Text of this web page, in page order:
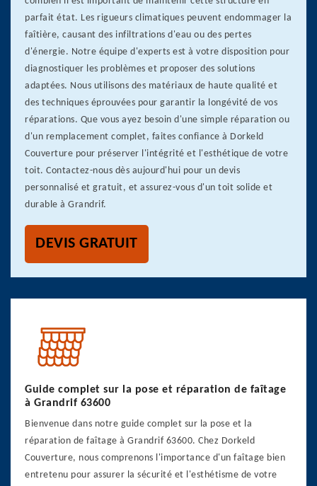
parfait état. Les rigueurs climatiques peuvent endommager la
faîtière, causant des infiltrations d'eau ou des pertes
d'énergie. Notre équipe d'experts est à votre disposition pour
diagnostiquer les problèmes et proposer des solutions
adaptées. Nous utilisons des matériaux de haute qualité et
des techniques éprouvées pour garantir la longévité de vos
réparations. Que vous ayez besoin d'une simple réparation ou
d'un remplacement complet, faites confiance à Dorkeld
Couverture pour préserver l'intégrité et l'esthétique de votre
toit. Contactez-nous dès aujourd'hui pour un devis
personnalisé et gratuit, et assurez-vous d'un toit solide et
durable à Grandrif.
DEVIS GRATUIT
Guide complet sur la pose et réparation de faîtage
à Grandrif 63600
Bienvenue dans notre guide complet sur la pose et la
réparation de faîtage à Grandrif 63600. Chez Dorkeld
Couverture, nous comprenons l'importance d'un faîtage bien
entretenu pour assurer la sécurité et l'esthétisme de votre